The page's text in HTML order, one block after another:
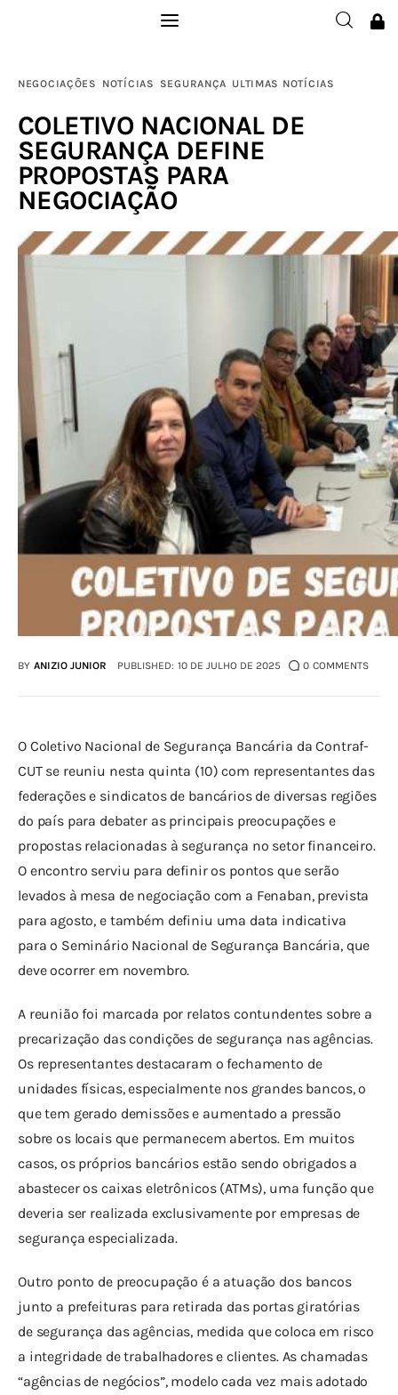
Filie-se
Publicações
Galerias
Notícias
Contatos
NEGOCIAÇÕES NOTÍCIAS SEGURANÇA ULTIMAS NOTÍCIAS
COLETIVO NACIONAL DE
SEGURANÇA DEFINE
PROPOSTAS PARA
NEGOCIAÇÃO
BY ANIZIO JUNIOR PUBLISHED: 10 DE JULHO DE 2025 0 COMMENTS
O Coletivo Nacional de Segurança Bancária da Contraf-
CUT se reuniu nesta quinta (10) com representantes das
federações e sindicatos de bancários de diversas regiões
do país para debater as principais preocupações e
propostas relacionadas à segurança no setor financeiro.
O encontro serviu para definir os pontos que serão
levados à mesa de negociação com a Fenaban, prevista
para agosto, e também definiu uma data indicativa
para o Seminário Nacional de Segurança Bancária, que
deve ocorrer em novembro.
A reunião foi marcada por relatos contundentes sobre a
precarização das condições de segurança nas agências.
Os representantes destacaram o fechamento de
unidades físicas, especialmente nos grandes bancos, o
que tem gerado demissões e aumentado a pressão
sobre os locais que permanecem abertos. Em muitos
casos, os próprios bancários estão sendo obrigados a
abastecer os caixas eletrônicos (ATMs), uma função que
deveria ser realizada exclusivamente por empresas de
segurança especializada.
Outro ponto de preocupação é a atuação dos bancos
junto a prefeituras para retirada das portas giratórias
de segurança das agências, medida que coloca em risco
a integridade de trabalhadores e clientes. As chamadas
“agências de negócios”, modelo cada vez mais adotado